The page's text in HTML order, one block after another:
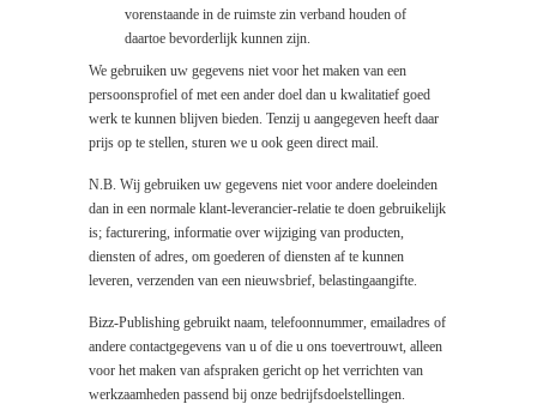
vorenstaande in de ruimste zin verband houden of
daartoe bevorderlijk kunnen zijn.
We gebruiken uw gegevens niet voor het maken van een
persoonsprofiel of met een ander doel dan u kwalitatief goed
werk te kunnen blijven bieden. Tenzij u aangegeven heeft daar
prijs op te stellen, sturen we u ook geen direct mail.
N.B. Wij gebruiken uw gegevens niet voor andere doeleinden
dan in een normale klant-leverancier-relatie te doen gebruikelijk
is; facturering, informatie over wijziging van producten,
diensten of adres, om goederen of diensten af te kunnen
leveren, verzenden van een nieuwsbrief, belastingaangifte.
Bizz-Publishing gebruikt naam, telefoonnummer, emailadres of
andere contactgegevens van u of die u ons toevertrouwt, alleen
voor het maken van afspraken gericht op het verrichten van
werkzaamheden passend bij onze bedrijfsdoelstellingen.